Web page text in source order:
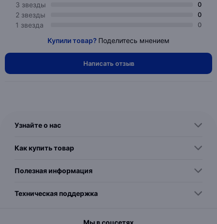
3 звезды 0
2 звезды 0
1 звезда 0
Купили товар? Поделитесь мнением
Написать отзыв
Узнайте о нас
Как купить товар
Полезная информация
Техническая поддержка
Мы в соцсетях